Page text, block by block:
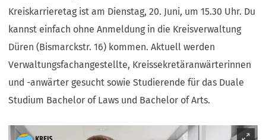
Kreiskarrieretag ist am Dienstag, 20. Juni, um 15.30 Uhr. Du
kannst einfach ohne Anmeldung in die Kreisverwaltung
Düren (Bismarckstr. 16) kommen. Aktuell werden
Verwaltungsfachangestellte, Kreissekretäranwärterinnen
und -anwärter gesucht sowie Studierende für das Duale
Studium Bachelor of Laws und Bachelor of Arts.